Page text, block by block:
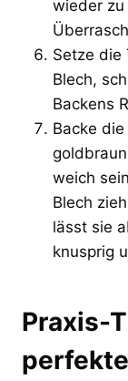
wieder zu
Setze die
Blech,
Backens
Backe
weich
Blech
lässt sie
knusprig
Praxis-